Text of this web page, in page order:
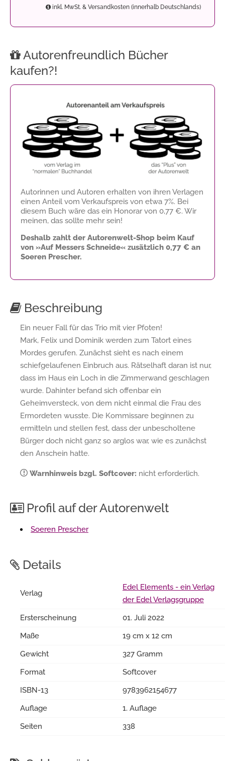
inkl. MwSt. & Versandkosten (innerhalb Deutschlands)
Autorenfreundlich Bücher
kaufen?!
Autorinnen und Autoren erhalten von ihren Verlagen
einen Anteil vom Verkaufspreis von etwa 7%. Bei
diesem Buch wäre das ein Honorar von 0,77 €. Wir
meinen, das sollte mehr sein!
Deshalb zahlt der Autorenwelt-Shop beim Kauf
von »Auf Messers Schneide« zusätzlich 0,77 € an
Soeren Prescher.
Beschreibung
Ein neuer Fall für das Trio mit vier Pfoten!
Mark, Felix und Dominik werden zum Tatort eines
Mordes gerufen. Zunächst sieht es nach einem
schiefgelaufenen Einbruch aus. Rätselhaft daran ist nur,
dass im Haus ein Loch in die Zimmerwand geschlagen
wurde. Dahinter befand sich offenbar ein
Geheimversteck, von dem nicht einmal die Frau des
Ermordeten wusste. Die Kommissare beginnen zu
ermitteln und stellen fest, dass der unbescholtene
Bürger doch nicht ganz so arglos war, wie es zunächst
den Anschein hatte.
Warnhinweis bzgl. Softcover: nicht erforderlich.
Profil auf der Autorenwelt
Soeren Prescher
Details
Verlag
Edel Elements - ein Verlag
der Edel Verlagsgruppe
Ersterscheinung
01. Juli 2022
Maße
19 cm x 12 cm
Gewicht
327 Gramm
Format
Softcover
ISBN-13
9783962154677
Auflage
1. Auflage
Seiten
338